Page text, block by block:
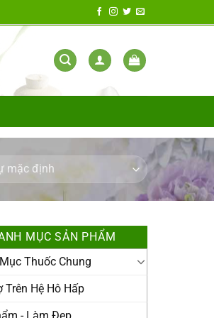
MỤC SẢN PHẨM
Thuốc Chung
Trên Hệ Hô Hấp